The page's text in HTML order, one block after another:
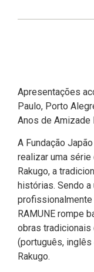
Apresentações
Paulo, Porto
Anos de Amizade
A Fundação
realizar uma
Rakugo, a
histórias. Sendo
profissionalmente
RAMUNE rompe
obras
(português, inglês
Rakugo.